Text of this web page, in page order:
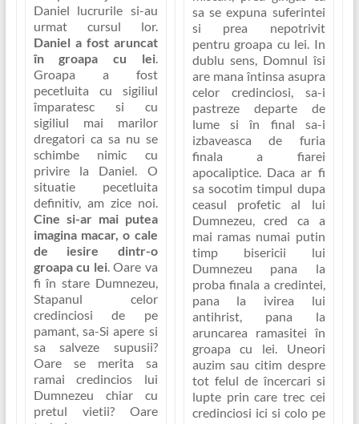
Daniel lucrurile si-au
urmat cursul lor.
Daniel a fost aruncat
în groapa cu lei.
Groapa a fost
pecetluita cu sigiliul
împaratesc si cu
sigiliul mai marilor
dregatori ca sa nu se
schimbe nimic cu
privire la Daniel. O
situatie pecetluita
definitiv, am zice noi.
Cine si-ar mai putea
imagina macar, o cale
de iesire dintr-o
groapa cu lei.Oare va
fi în stare Dumnezeu,
Stapanul celor
credinciosi de pe
pamant, sa-Si apere si
sa salveze supusii?
Oare se merita sa
ramai credincios lui
Dumnezeu chiar cu
pretul vietii? Oare
sa se expuna suferintei
si prea nepotrivit
pentru groapa cu lei. In
dublu sens, Domnul îsi
are mana întinsa asupra
celor credinciosi, sa-i
pastreze departe de
lume si în final sa-i
izbaveasca de furia
finala a fiarei
apocaliptice. Daca ar fi
sa socotim timpul dupa
ceasul profetic al lui
Dumnezeu, cred ca a
mai ramas numai putin
timp bisericii lui
Dumnezeu pana la
proba finala a credintei,
pana la ivirea lui
antihrist, pana la
aruncarea ramasitei în
groapa cu lei. Uneori
auzim sau citim despre
tot felul de încercari si
lupte prin care trec cei
credinciosi ici si colo pe